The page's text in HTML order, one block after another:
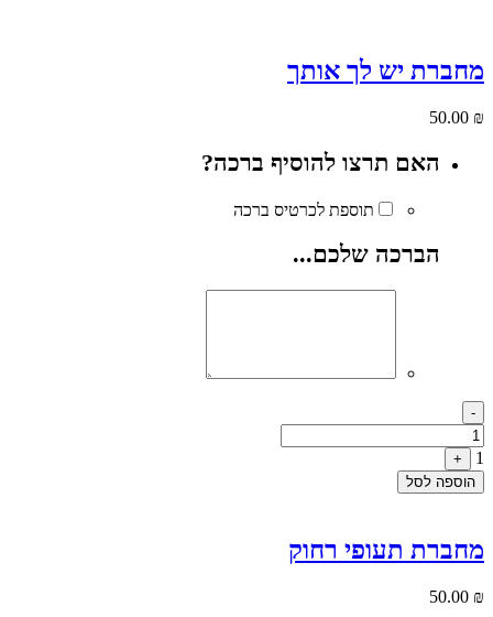
מחברת יש לך אותך
50.00 ₪
האם תרצו להוסיף ברכה?
תוספת לכרטיס ברכה
הברכה שלכם...
Quantity
-
1
+
הוספה לסל
מחברת תעופי רחוק
50.00 ₪